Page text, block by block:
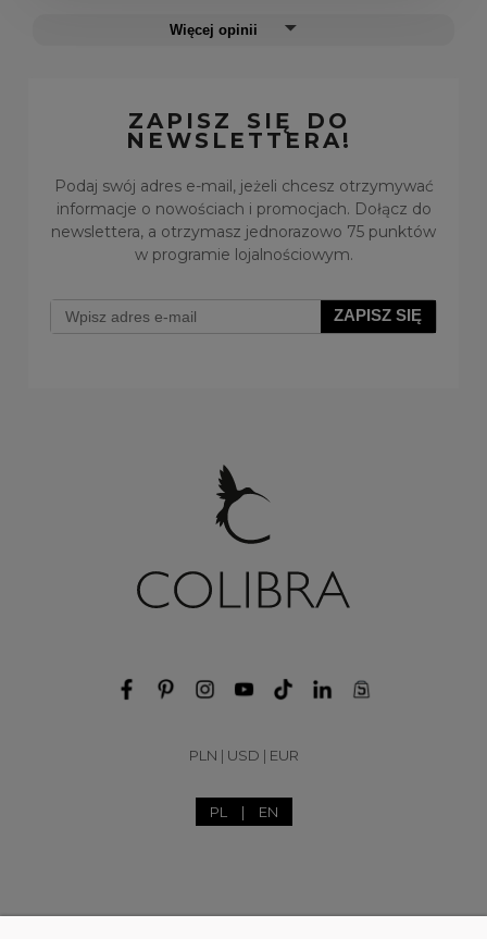
Więcej opinii
ZAPISZ SIĘ DO
NEWSLETTERA!
Podaj swój adres e-mail, jeżeli chcesz otrzymywać
informacje o nowościach i promocjach. Dołącz do
newslettera, a otrzymasz jednorazowo 75 punktów
w programie lojalnościowym.
ZAPISZ SIĘ
PLN | USD | EUR
PL | EN